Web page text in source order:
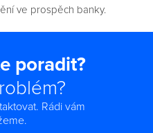
ve prospěch banky.
poradit?
Rádi vám